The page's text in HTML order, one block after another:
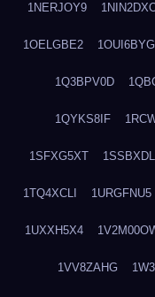
1NERJOY9
1OELGBE2 1OUI6BYG
1Q3BPV0D
1QYKS8IF
1SFXG5XT
1TQ4XCLI 1URGFNU5
1UXXH5X4
1VV8ZAHG